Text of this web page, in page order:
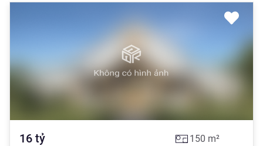
16 tỷ 150 m²